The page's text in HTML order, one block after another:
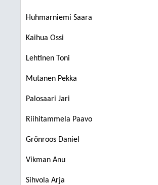
Huhmarniemi Saara
Kaihua Ossi
Lehtinen Toni
Mutanen Pekka
Palosaari Jari
Riihitammela Paavo
Grönroos Daniel
Vikman Anu
Sihvola Arja